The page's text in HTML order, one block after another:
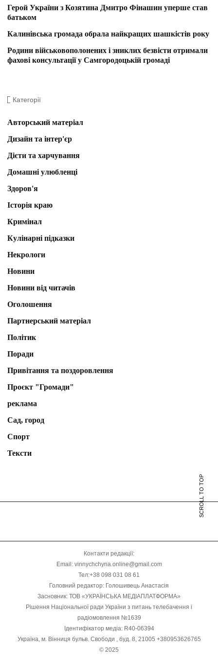
Герой України з Козятина Дмитро Фінашин уперше став
батьком
Калинівська громада обрала найкращих шашкістів року
Родини військовополонених і зниклих безвісти отримали
фахові консультації у Самгородоцькій громаді
Категорії
Авторський матеріал
Дизайн та інтер'єр
Дієти та харчування
Домашні улюбленці
Здоров'я
Історія краю
Кримінал
Кулінарні підказки
Некрологи
Новини
Новини від читачів
Оголошення
Партнерський матеріал
Політик
Поради
Привітання та поздоровлення
Проєкт "Громади"
реклама
Сад, город
Спорт
Тексти
SCROLL TO TOP
Контакти редакції:
Email: vinnychchyna.online@gmail.com
Тел:+38 098 031 08 61
Головний редактор: Голошивець Анастасія
Засновник: ТОВ «УКРАЇНСЬКА МЕДІАПЛАТФОРМА»
Рішення Національної ради України з питань телебачення і
радіомовлення №1639
Ідентифікатор медіа: R40-06394
Україна, м. Вінниця бульв. Свободи , буд. 8, 21005 +380953626765
© 2025